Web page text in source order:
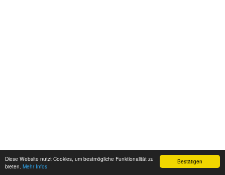
Bestätigen
Diese Website nutzt Cookies, um bestmögliche Funktionalität zu
bieten. Mehr Infos